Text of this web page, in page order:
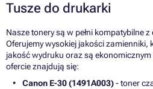
Tusze do drukarki
Nasze tonery są w pełni kompatybilne
Oferujemy wysokiej jakości zamienniki,
jakość wydruku oraz są
ofercie znajdują się:
Canon E-30 (1491A003)- toner